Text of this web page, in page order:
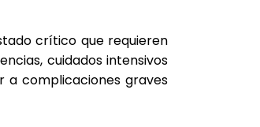
crítico que requieren
cuidados intensivos
complicaciones graves